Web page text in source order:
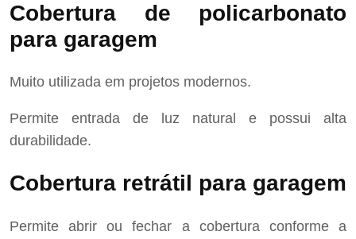
Cobertura de policarbonato
para garagem
Muito utilizada em projetos modernos.
Permite entrada de luz natural e possui alta
durabilidade.
Cobertura retrátil para garagem
Permite abrir ou fechar a cobertura conforme a